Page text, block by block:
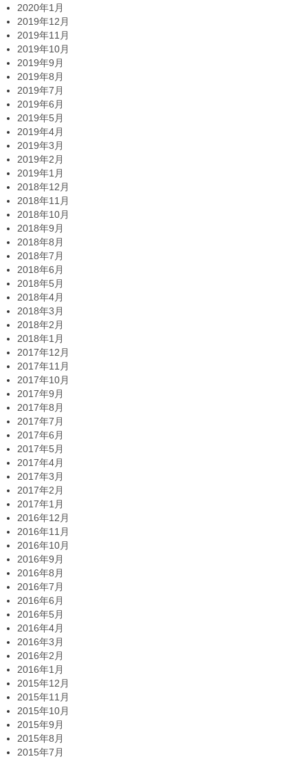
2020年1月
2019年12月
2019年11月
2019年10月
2019年9月
2019年8月
2019年7月
2019年6月
2019年5月
2019年4月
2019年3月
2019年2月
2019年1月
2018年12月
2018年11月
2018年10月
2018年9月
2018年8月
2018年7月
2018年6月
2018年5月
2018年4月
2018年3月
2018年2月
2018年1月
2017年12月
2017年11月
2017年10月
2017年9月
2017年8月
2017年7月
2017年6月
2017年5月
2017年4月
2017年3月
2017年2月
2017年1月
2016年12月
2016年11月
2016年10月
2016年9月
2016年8月
2016年7月
2016年6月
2016年5月
2016年4月
2016年3月
2016年2月
2016年1月
2015年12月
2015年11月
2015年10月
2015年9月
2015年8月
2015年7月